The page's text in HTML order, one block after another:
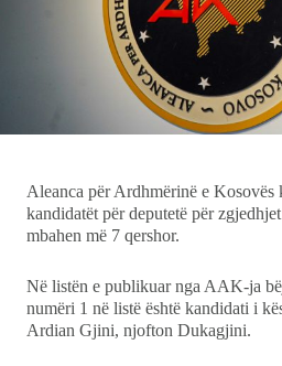
Ekonomi
DuVideo
Aleanca për Ardhmërinë e Kosovës
kandidatët për deputetë për
mbahen më 7 qershor.
Në listën e publikuar nga AAK-ja
numëri 1 në listë është kandidati i
Ardian Gjini, njofton Dukagjini.